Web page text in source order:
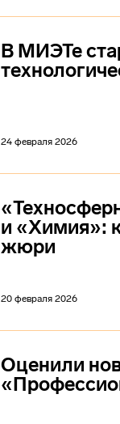
В МИЭТе
24 февраля 2026
и «Химия»:
жюри
20 февраля 2026
Оценили